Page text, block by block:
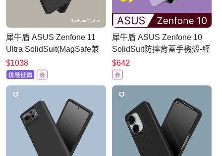
犀牛盾 ASUS Zenfone 11
Ultra SolidSuit(MagSafe兼
容)超強磁吸手機殼
$1038
挑戰低價 券
犀牛盾 ASUS Zenfone 10
SolidSuit防摔背蓋手機殼-經
典款
$642
券